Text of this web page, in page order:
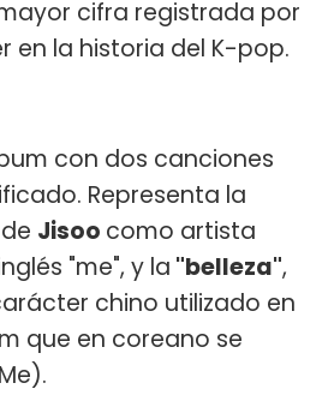
cifra registrada por
en la historia del K-pop.
con dos canciones
Representa la
Jisoo como artista
"me", y la "belleza",
chino utilizado en
que en coreano se